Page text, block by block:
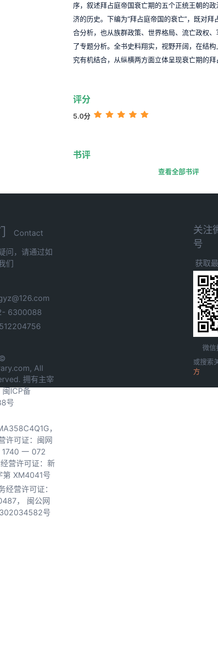
序，叙述拜占庭帝国衰亡期的五个正统王朝的
济的历史。下编为“拜占庭帝国的衰亡”，既对拜
合分析，也从族群政策、世界格局、流亡政权
了专题分析。全书史料翔实，视野开阔，在结
究有机结合，从纵横两方面立体呈现衰亡期的
评分
5.0分
书评
查看全部书评
Contact
问，请通过如
们
6300088
All
拥有主宰
闽ICP备
号
，
许可证：闽网
一 072
营许可证：新
第 XM4041号
经营许可证：
，
闽公网
号
关注
号
获取
微信
或搜索
方